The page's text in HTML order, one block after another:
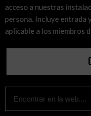
acceso a nuestras
persona. Incluye entrada
aplicable a los miembros